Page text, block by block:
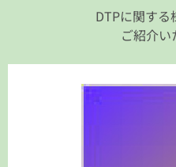
DTPに関する
ご紹介い